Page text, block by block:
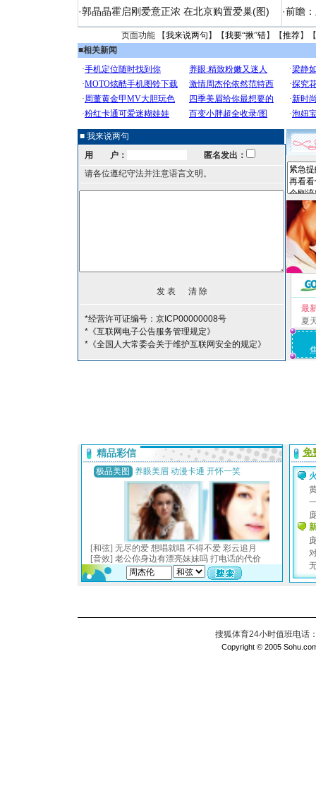
·郭晶晶霍启刚爱意正浓 在北京购置爱巢(图)
·前瞻
页面功能 【我来说两句 】【我要“揪”错】【推荐】
■相关新闻
■ 我来说两句
用 户：
匿名发出：
请各位遵纪守法并注意语言文明。
*经营许可证编号：京ICP00000008号
*《互联网电子公告服务管理规定》
*《全国人大常委会关于维护互联网安全的规定》
最
夏
搜狐体育24小时值班电话
Copyright © 2005